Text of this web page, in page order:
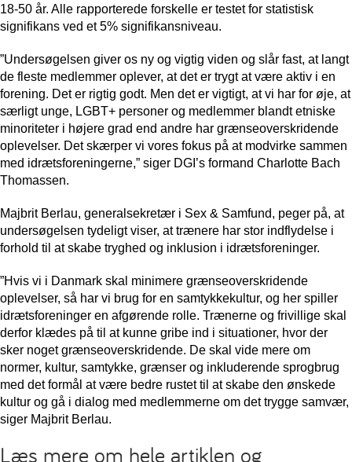
18-50 år. Alle rapporterede forskelle er testet for statistisk
signifikans ved et 5% signifikansniveau.
”Undersøgelsen giver os ny og vigtig viden og slår fast, at langt
de fleste medlemmer oplever, at det er trygt at være aktiv i en
forening. Det er rigtig godt. Men det er vigtigt, at vi har for øje, at
særligt unge, LGBT+ personer og medlemmer blandt etniske
minoriteter i højere grad end andre har grænseoverskridende
oplevelser. Det skærper vi vores fokus på at modvirke sammen
med idrætsforeningerne,” siger DGI’s formand Charlotte Bach
Thomassen.
Majbrit Berlau, generalsekretær i Sex & Samfund, peger på, at
undersøgelsen tydeligt viser, at trænere har stor indflydelse i
forhold til at skabe tryghed og inklusion i idrætsforeninger.
”Hvis vi i Danmark skal minimere grænseoverskridende
oplevelser, så har vi brug for en samtykkekultur, og her spiller
idrætsforeninger en afgørende rolle. Trænerne og frivillige skal
derfor klædes på til at kunne gribe ind i situationer, hvor der
sker noget grænseoverskridende. De skal vide mere om
normer, kultur, samtykke, grænser og inkluderende sprogbrug
med det formål at være bedre rustet til at skabe den ønskede
kultur og gå i dialog med medlemmerne om det trygge samvær,
siger Majbrit Berlau.
Læs mere om hele artiklen og